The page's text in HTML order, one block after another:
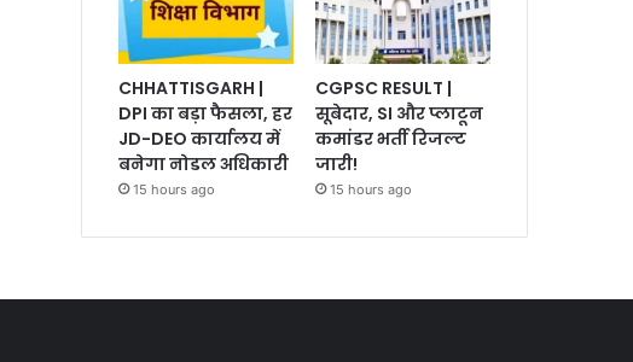
CHHATTISGARH |
DPI का बड़ा फैसला, हर
JD-DEO कार्यालय में
बनेगा नोडल अधिकारी
15 hours ago
CGPSC RESULT |
सूबेदार, SI और प्लाटून
कमांडर भर्ती रिजल्ट
जारी!
15 hours ago